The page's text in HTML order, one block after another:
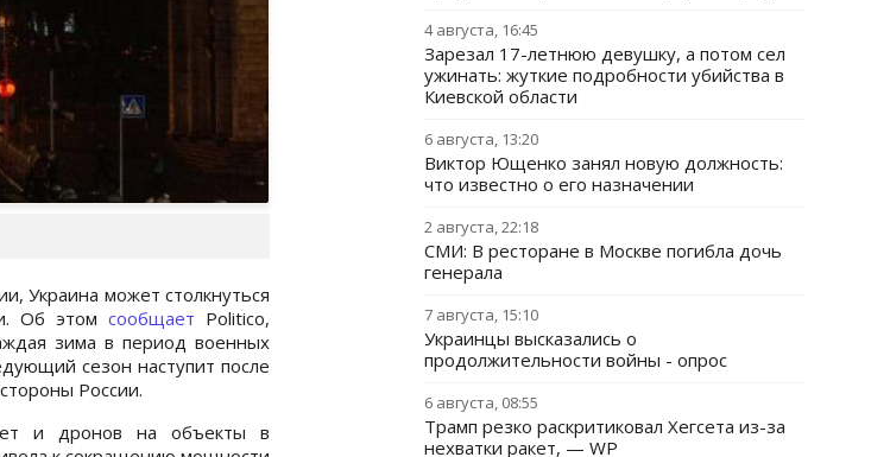
Украина может столкнуться
Об этом сообщает Politico,
зима в период военных
сезон наступит после
России.
и дронов на объекты в
4 августа, 16:45
Зарезал 17-летнюю девушку, а потом сел
ужинать: жуткие подробности убийства в
Киевской области
6 августа, 13:20
Виктор Ющенко занял новую должность:
что известно о его назначении
2 августа, 22:18
СМИ: В ресторане в Москве погибла дочь
генерала
7 августа, 15:10
Украинцы высказались о
продолжительности войны - опрос
6 августа, 08:55
Трамп резко раскритиковал Хегсета из-за
нехватки ракет, — WP